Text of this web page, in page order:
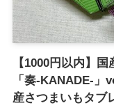
【1000円以内】
「奏-KANADE-」
産さつまいもタブ